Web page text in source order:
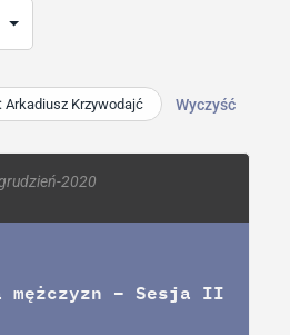
Arkadiusz Krzywodajć Wyczyść
2020
mężczyzn – Sesja II